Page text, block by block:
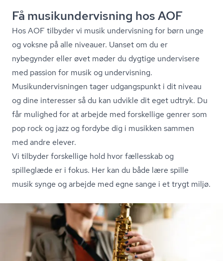
Få mu­si­kun­der­vis­ning hos AOF
Hos AOF tilbyder vi musik undervisning for børn unge
og voksne på alle niveauer. Uanset om du er
nybegynder eller øvet møder du dygtige undervisere
med passion for musik og undervisning.
Mu­si­kun­der­vis­nin­gen tager udgangspunkt i dit niveau
og dine interesser så du kan udvikle dit eget udtryk. Du
får mulighed for at arbejde med forskellige genrer som
pop rock og jazz og fordybe dig i musikken sammen
med andre elever.
Vi tilbyder forskellige hold hvor fællesskab og
spilleglæde er i fokus. Her kan du både lære spille
musik synge og arbejde med egne sange i et trygt miljø.